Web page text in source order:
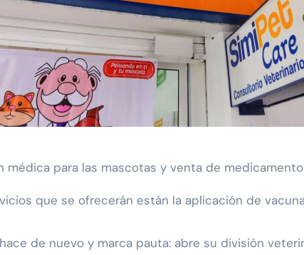
médica para las mascotas y venta de
que se ofrecerán están la aplicación de
de nuevo y marca pauta: abre su división